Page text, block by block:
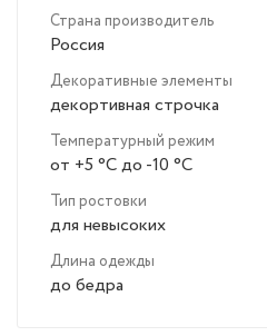
Страна производитель
Россия
Декоративные элементы
декортивная строчка
Температурный режим
от +5 °C до -10 °C
Тип ростовки
для невысоких
Длина одежды
до бедра